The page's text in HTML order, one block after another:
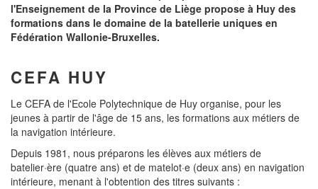
l'Enseignement de la Province de Liège propose à Huy des
formations dans le domaine de la batellerie uniques en
Fédération Wallonie-Bruxelles.
CEFA HUY
Le CEFA de l'Ecole Polytechnique de Huy organise, pour les
jeunes à partir de l'âge de 15 ans, les formations aux métiers de
la navigation intérieure.
Depuis 1981, nous préparons les élèves aux métiers de
batelier·ère (quatre ans) et de matelot·e (deux ans) en navigation
intérieure, menant à l'obtention des titres suivants :